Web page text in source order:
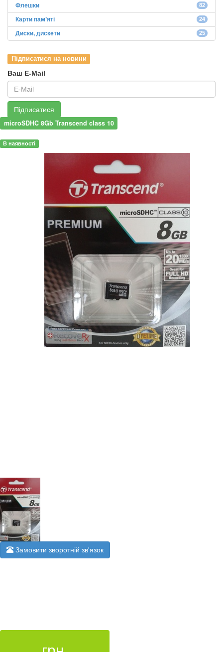
Флешки 82
Карти пам’яті 24
Диски, дискети 25
Підписатися на новини
Ваш E-Mail
Підписатися
microSDHC 8Gb Transcend class 10
В наявності
Замовити зворотній зв'язок